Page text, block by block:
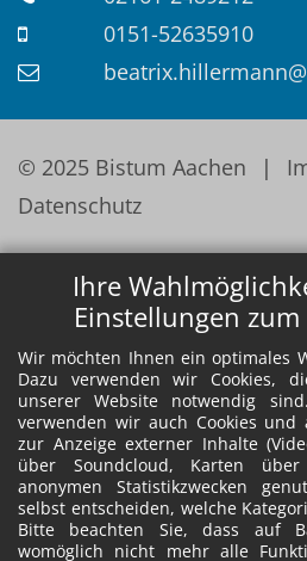
Ihre
Einstellungen
Wir möchten Ihnen ein optimales
Dazu verwenden wir Cookies,
unserer Website notwendig
verwenden wir auch Cookies und
zur Anzeige externer Inhalte
über Soundcloud, Karten
anonymen Statistikzwecken
selbst entscheiden, welche
Bitte beachten Sie, dass auf
womöglich nicht mehr alle
0151-52635910
© 2025 Bistum Aachen
Datenschutz